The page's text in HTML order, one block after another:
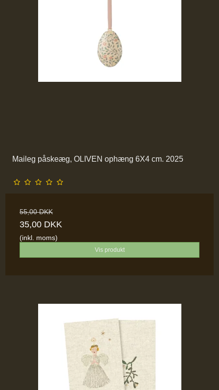
Maileg påskeæg, OLIVEN ophæng 6X4 cm. 2025
55,00 DKK
35,00 DKK
(inkl. moms)
Vis produkt